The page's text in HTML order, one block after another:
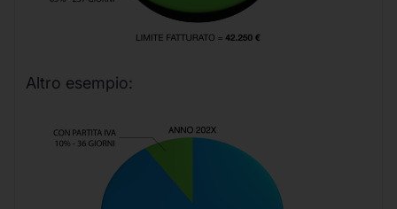
Altro esempio: